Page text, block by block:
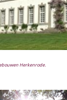
Herkenrode.